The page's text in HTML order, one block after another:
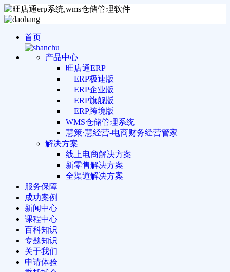
首页
产品中心
旺店通ERP
ERP极速版
ERP企业版
ERP旗舰版
ERP跨境版
WMS仓储管理系统
慧策·慧经营-电商财务经营管家
解决方案
线上电商解决方案
新零售解决方案
全渠道解决方案
服务保障
成功案例
新闻中心
课程中心
百科知识
专题知识
关于我们
申请体验